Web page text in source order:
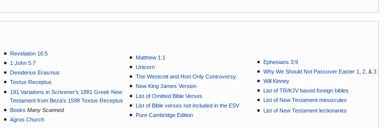
Revelation 16:5
1 John 5:7
Desiderius Erasmus
Textus Receptus
191 Variations in Scrivener’s 1881 Greek New
Testament from Beza's 1598 Textus Receptus
Books Many Scanned
Agros Church
Matthew 1:1
Unicorn
The Westcott and Hort Only Controversy
New King James Version
List of Omitted Bible Verses
List of Bible verses not included in the ESV
Pure Cambridge Edition
Ephesians 3:9
Why We Should Not Passover Easter 1
,2 , &3
Will Kinney
List of TR/KJV based foreign bibles
List of New Testament minuscules
List of New Testament lectionaries